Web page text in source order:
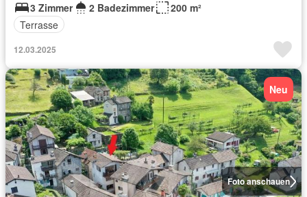
3 Zimmer
2 Badezimmer
200 m²
Terrasse
12.03.2025
Foto anschauen
Neu